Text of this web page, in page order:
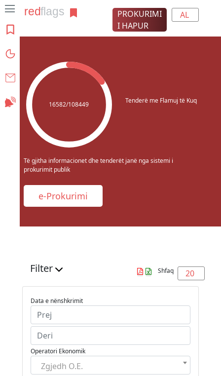
Kontakt
Abonohu
PROKURIMI
I HAPUR
AL
16582/108449 Tenderë me Flamuj të Kuq
Të gjitha informacionet dhe tenderët janë nga sistemi i
prokurimit publik
e-Prokurimi
Shfaq 20
Filter
Data e nënshkrimit
Operatori Ekonomik
Zgjedh O.E.